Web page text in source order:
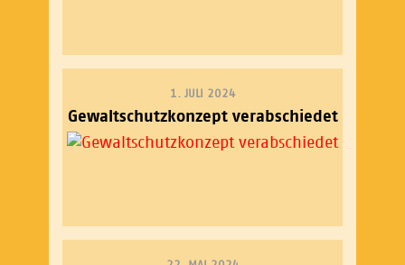
1. JULI 2024
Gewaltschutzkonzept verabschiedet